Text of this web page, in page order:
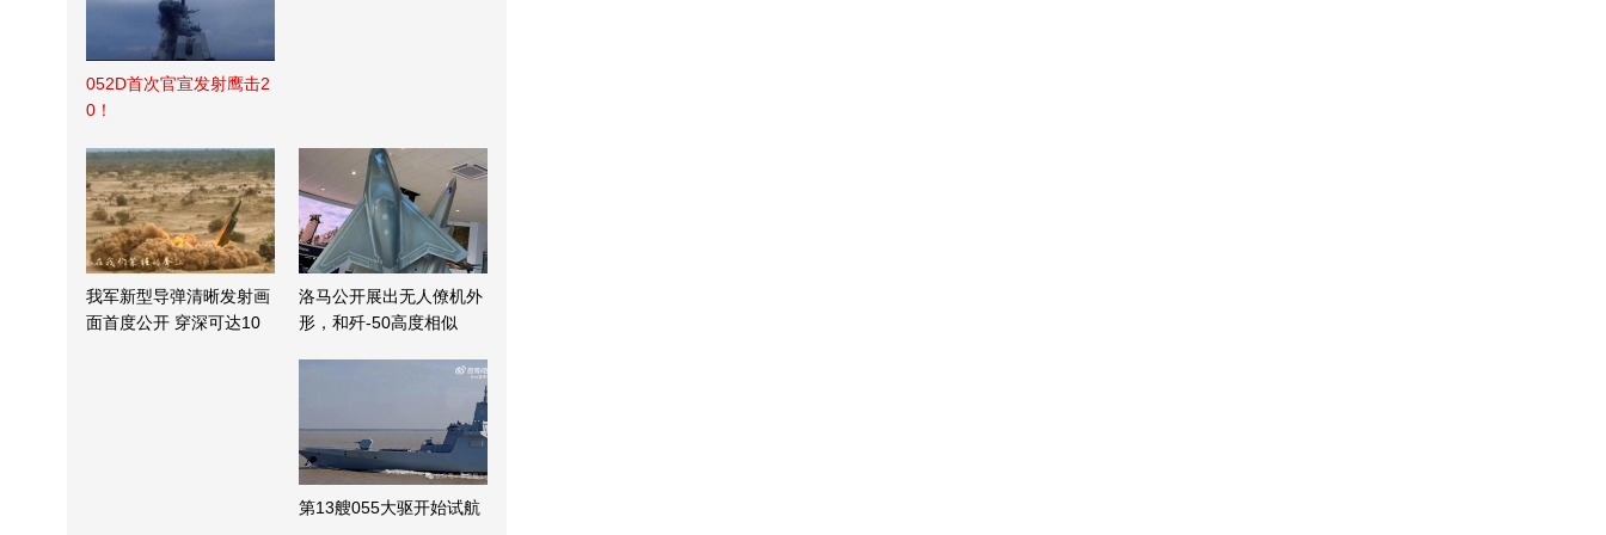
052D首次官宣发射鹰击2
0！
我军新型导弹清晰发射画
面首度公开 穿深可达10
洛马公开展出无人僚机外
形，和歼-50高度相似
第13艘055大驱开始试航